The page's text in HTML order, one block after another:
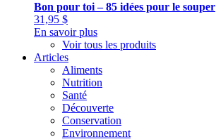
Bon pour toi – 85 idées pour le souper
31,95 $
En savoir plus
Voir tous les produits
Articles
Aliments
Nutrition
Santé
Découverte
Conservation
Environnement